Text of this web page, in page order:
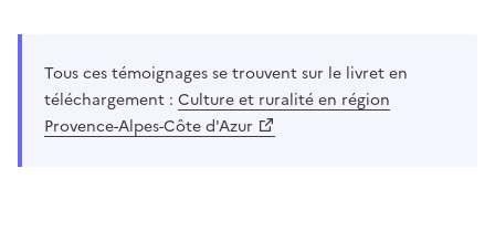
Tous ces témoignages se trouvent sur le livret en
téléchargement : Culture et ruralité en région
Provence-Alpes-Côte d'Azur